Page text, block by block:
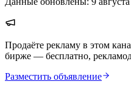
Продаёте рекламу в этом
бирже — бесплатно,
Разместить объявление